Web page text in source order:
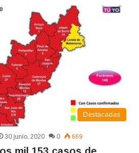
Destacadas
30 junio, 2020 0 669
mil 153 casos de